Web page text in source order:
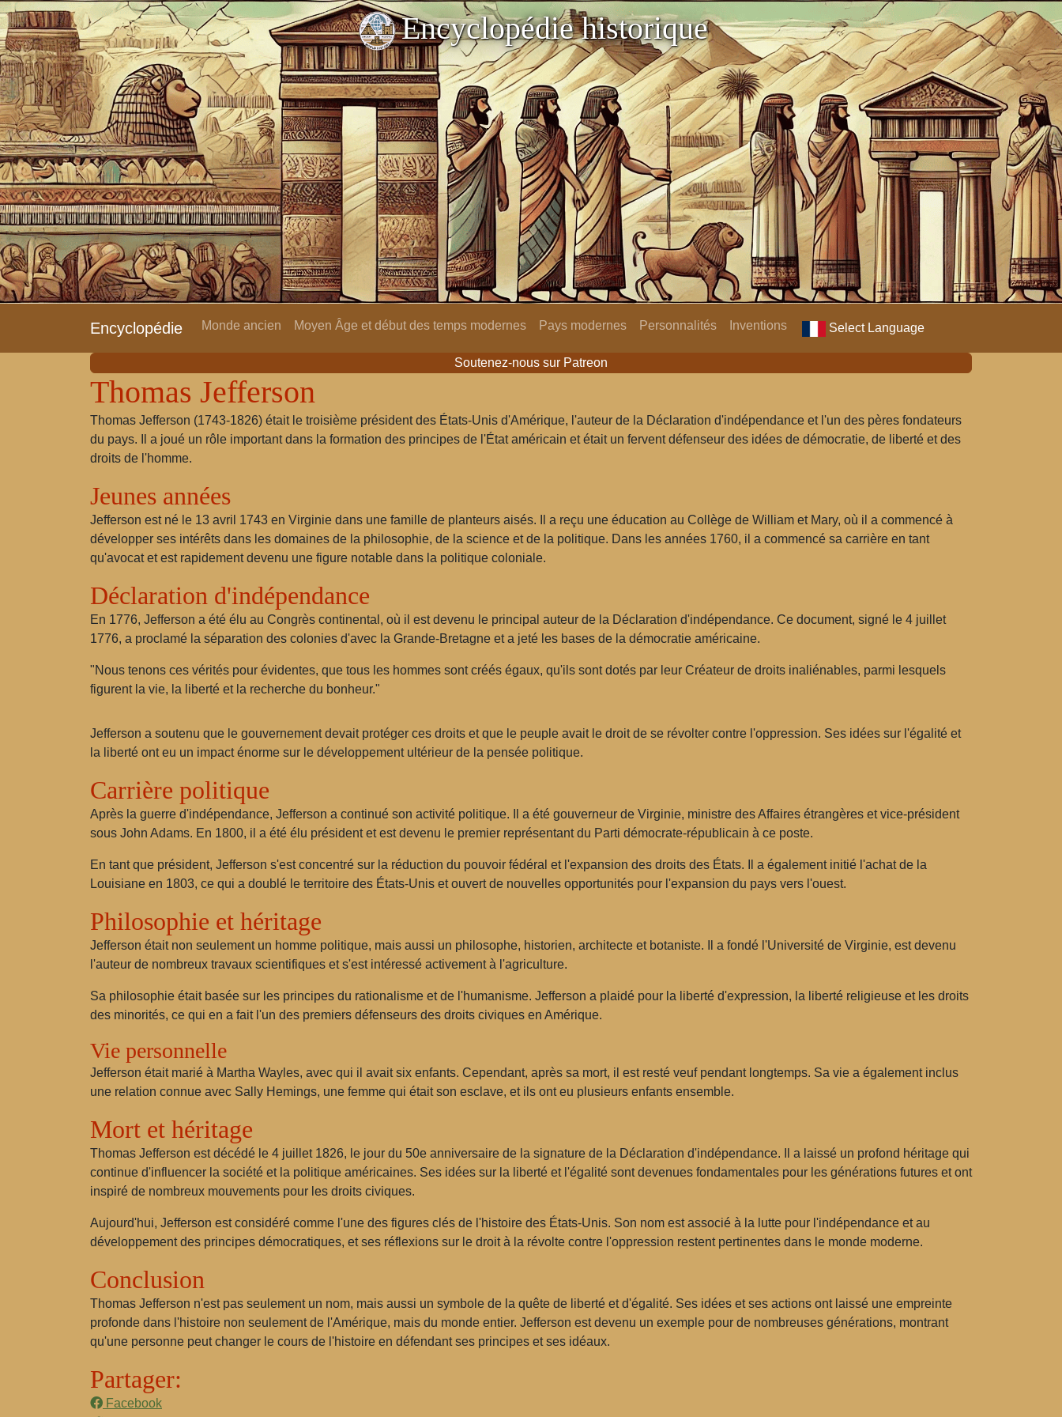
Encyclopédie historique
Encyclopédie Monde ancien Moyen Âge et début des temps modernes Pays modernes Personnalités Inventions Select Language
Soutenez-nous sur Patreon
Thomas Jefferson
Thomas Jefferson (1743-1826) était le troisième président des États-Unis d'Amérique, l'auteur de la Déclaration d'indépendance et l'un des pères fondateurs
du pays. Il a joué un rôle important dans la formation des principes de l'État américain et était un fervent défenseur des idées de démocratie, de liberté et des
droits de l'homme.
Jeunes années
Jefferson est né le 13 avril 1743 en Virginie dans une famille de planteurs aisés. Il a reçu une éducation au Collège de William et Mary, où il a commencé à
développer ses intérêts dans les domaines de la philosophie, de la science et de la politique. Dans les années 1760, il a commencé sa carrière en tant
qu'avocat et est rapidement devenu une figure notable dans la politique coloniale.
Déclaration d'indépendance
En 1776, Jefferson a été élu au Congrès continental, où il est devenu le principal auteur de la Déclaration d'indépendance. Ce document, signé le 4 juillet
1776, a proclamé la séparation des colonies d'avec la Grande-Bretagne et a jeté les bases de la démocratie américaine.
"Nous tenons ces vérités pour évidentes, que tous les hommes sont créés égaux, qu'ils sont dotés par leur Créateur de droits inaliénables, parmi lesquels
figurent la vie, la liberté et la recherche du bonheur."
Jefferson a soutenu que le gouvernement devait protéger ces droits et que le peuple avait le droit de se révolter contre l'oppression. Ses idées sur l'égalité et
la liberté ont eu un impact énorme sur le développement ultérieur de la pensée politique.
Carrière politique
Après la guerre d'indépendance, Jefferson a continué son activité politique. Il a été gouverneur de Virginie, ministre des Affaires étrangères et vice-président
sous John Adams. En 1800, il a été élu président et est devenu le premier représentant du Parti démocrate-républicain à ce poste.
En tant que président, Jefferson s'est concentré sur la réduction du pouvoir fédéral et l'expansion des droits des États. Il a également initié l'achat de la
Louisiane en 1803, ce qui a doublé le territoire des États-Unis et ouvert de nouvelles opportunités pour l'expansion du pays vers l'ouest.
Philosophie et héritage
Jefferson était non seulement un homme politique, mais aussi un philosophe, historien, architecte et botaniste. Il a fondé l'Université de Virginie, est devenu
l'auteur de nombreux travaux scientifiques et s'est intéressé activement à l'agriculture.
Sa philosophie était basée sur les principes du rationalisme et de l'humanisme. Jefferson a plaidé pour la liberté d'expression, la liberté religieuse et les droits
des minorités, ce qui en a fait l'un des premiers défenseurs des droits civiques en Amérique.
Vie personnelle
Jefferson était marié à Martha Wayles, avec qui il avait six enfants. Cependant, après sa mort, il est resté veuf pendant longtemps. Sa vie a également inclus
une relation connue avec Sally Hemings, une femme qui était son esclave, et ils ont eu plusieurs enfants ensemble.
Mort et héritage
Thomas Jefferson est décédé le 4 juillet 1826, le jour du 50e anniversaire de la signature de la Déclaration d'indépendance. Il a laissé un profond héritage qui
continue d'influencer la société et la politique américaines. Ses idées sur la liberté et l'égalité sont devenues fondamentales pour les générations futures et ont
inspiré de nombreux mouvements pour les droits civiques.
Aujourd'hui, Jefferson est considéré comme l'une des figures clés de l'histoire des États-Unis. Son nom est associé à la lutte pour l'indépendance et au
développement des principes démocratiques, et ses réflexions sur le droit à la révolte contre l'oppression restent pertinentes dans le monde moderne.
Conclusion
Thomas Jefferson n'est pas seulement un nom, mais aussi un symbole de la quête de liberté et d'égalité. Ses idées et ses actions ont laissé une empreinte
profonde dans l'histoire non seulement de l'Amérique, mais du monde entier. Jefferson est devenu un exemple pour de nombreuses générations, montrant
qu'une personne peut changer le cours de l'histoire en défendant ses principes et ses idéaux.
Partager:
Facebook